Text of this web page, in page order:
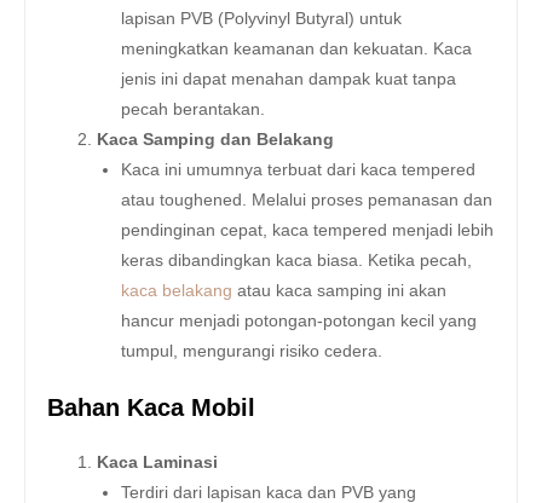
lapisan PVB (Polyvinyl Butyral) untuk
meningkatkan keamanan dan kekuatan. Kaca
jenis ini dapat menahan dampak kuat tanpa
pecah berantakan.
Kaca Samping dan Belakang
Kaca ini umumnya terbuat dari kaca tempered
atau toughened. Melalui proses pemanasan dan
pendinginan cepat, kaca tempered menjadi lebih
keras dibandingkan kaca biasa. Ketika pecah,
kaca belakang atau kaca samping ini akan
hancur menjadi potongan-potongan kecil yang
tumpul, mengurangi risiko cedera.
Bahan Kaca Mobil
Kaca Laminasi
Terdiri dari lapisan kaca dan PVB yang